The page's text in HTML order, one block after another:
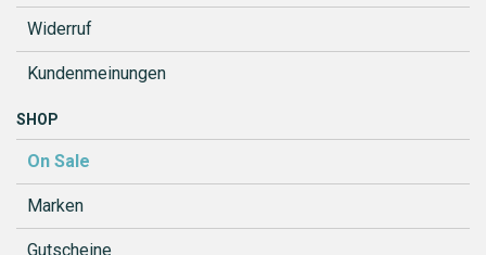
Widerruf
Kundenmeinungen
SHOP
On Sale
Marken
Gutscheine